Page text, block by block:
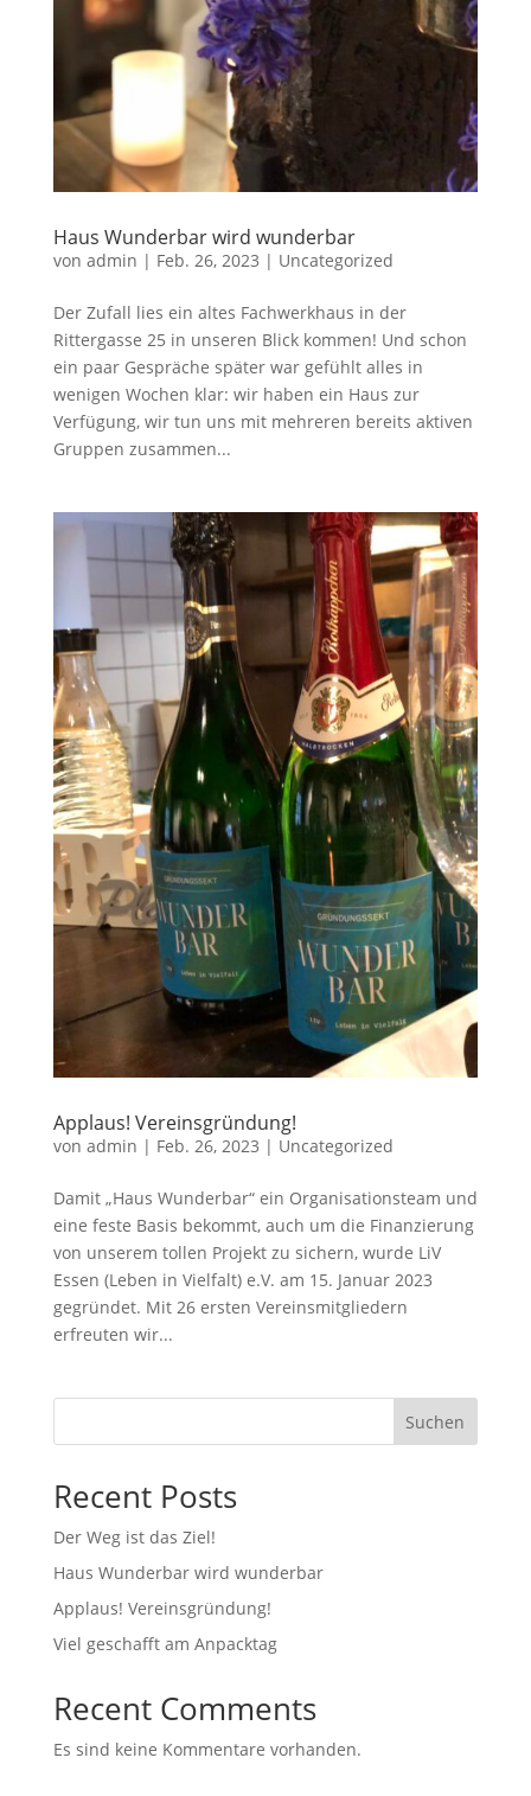
Haus Wunderbar wird wunderbar
von admin | Feb. 26, 2023 | Uncategorized
Der Zufall lies ein altes Fachwerkhaus in der
Rittergasse 25 in unseren Blick kommen! Und schon
ein paar Gespräche später war gefühlt alles in
wenigen Wochen klar: wir haben ein Haus zur
Verfügung, wir tun uns mit mehreren bereits aktiven
Gruppen zusammen...
Applaus! Vereinsgründung!
von admin | Feb. 26, 2023 | Uncategorized
Damit „Haus Wunderbar“ ein Organisationsteam und
eine feste Basis bekommt, auch um die Finanzierung
von unserem tollen Projekt zu sichern, wurde LiV
Essen (Leben in Vielfalt) e.V. am 15. Januar 2023
gegründet. Mit 26 ersten Vereinsmitgliedern
erfreuten wir...
Suchen
Recent Posts
Der Weg ist das Ziel!
Haus Wunderbar wird wunderbar
Applaus! Vereinsgründung!
Viel geschafft am Anpacktag
Recent Comments
Es sind keine Kommentare vorhanden.